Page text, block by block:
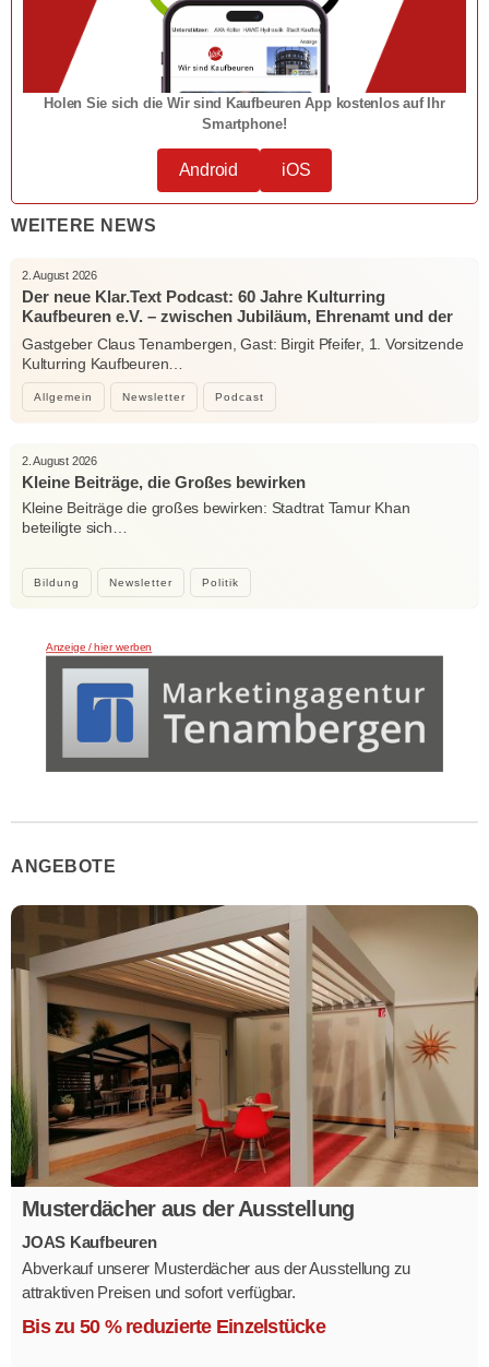
Holen Sie sich die Wir sind Kaufbeuren App kostenlos auf Ihr
Smartphone!
Android iOS
WEITERE NEWS
Allgemein Newsletter Podcast
2. August 2026
Der neue Klar.Text Podcast: 60 Jahre Kulturring
Kaufbeuren e.V. – zwischen Jubiläum, Ehrenamt und der
Kraft der Kultur
Gastgeber Claus Tenambergen, Gast: Birgit Pfeifer, 1. Vorsitzende
Kulturring Kaufbeuren…
Bildung Newsletter Politik
2. August 2026
Kleine Beiträge, die Großes bewirken
Kleine Beiträge die großes bewirken: Stadtrat Tamur Khan
beteiligte sich…
Anzeige / hier werben
ANGEBOTE
Musterdächer aus der Ausstellung
JOAS Kaufbeuren
Abverkauf unserer Musterdächer aus der Ausstellung zu
attraktiven Preisen und sofort verfügbar.
Mehrere Modelle in verschiedenen Ausführungen.
Bis zu 50 % reduzierte Einzelstücke